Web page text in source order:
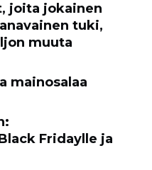
joita jokainen
tuki,
muuta
mainosalaa
Fridaylle ja